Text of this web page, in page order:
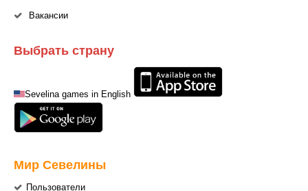
Вакансии
Выбрать страну
Sevelina games in English
Мир Севелины
Пользователи